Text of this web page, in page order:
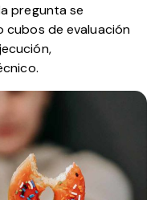
pregunta se
cubos de evaluación